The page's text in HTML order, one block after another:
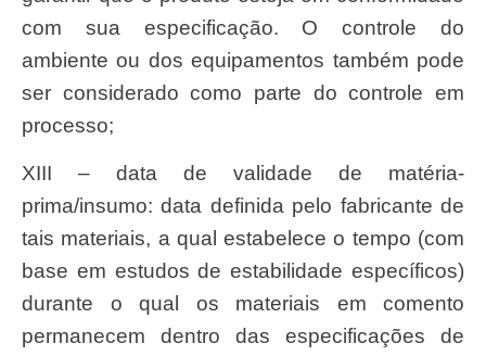
com sua especificação. O controle do
ambiente ou dos equipamentos também pode
ser considerado como parte do controle em
processo;
XIII – data de validade de matéria-
prima/insumo: data definida pelo fabricante de
tais materiais, a qual estabelece o tempo (com
base em estudos de estabilidade específicos)
durante o qual os materiais em comento
permanecem dentro das especificações de